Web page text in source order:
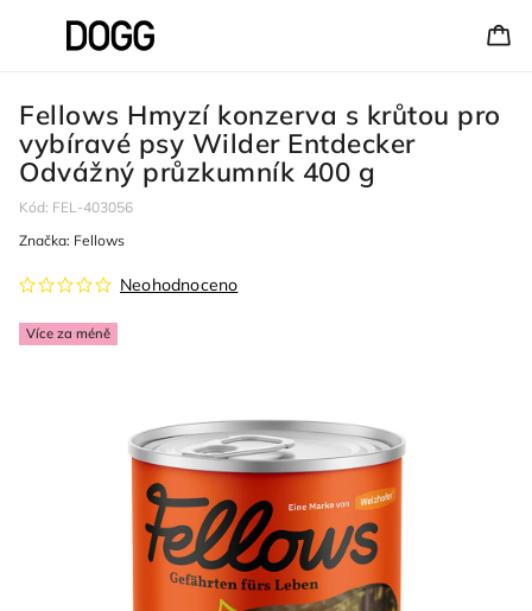
Fellows Hmyzí konzerva s krůtou pro
vybíravé psy Wilder Entdecker
Odvážný průzkumník 400 g
Kód: FEL-403056
Více za méně
Neohodnoceno
Značka: Fellows